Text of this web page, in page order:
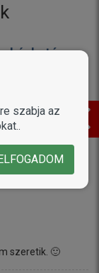
húzható
,a kutyum is
szeretik. 🙂
szabja az